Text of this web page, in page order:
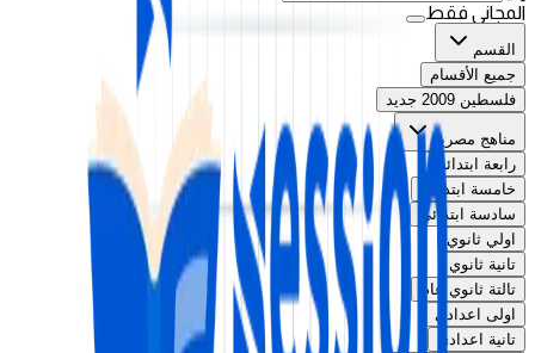
المجاني فقط
القسم
جميع الأقسام
فلسطين 2009 جديد
مناهج مصرية
رابعة ابتدائي
خامسة ابتدائي
سادسة ابتدائي
اولي ثانوي
تانية ثانوي
تالتة ثانوي عام
اولى اعدادي
تانية اعدادي